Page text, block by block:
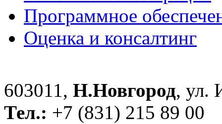
Программное
Оценка и консалтинг
603011, Н.Новгород, ул.
Тел.: +7 (831) 215 89 00